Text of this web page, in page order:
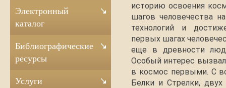
историю освоения
шагов человечества
технологий и
первых шагах
еще в древности
Особый интерес
в космос первыми. С
Белки и Стрелки,
Электронный
каталог
Библиографические
ресурсы
Услуги